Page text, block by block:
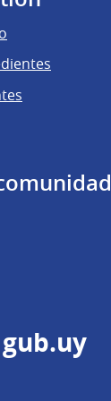
gub.uy